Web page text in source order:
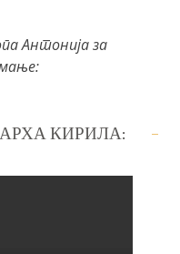
Антонија за
КИРИЛА: